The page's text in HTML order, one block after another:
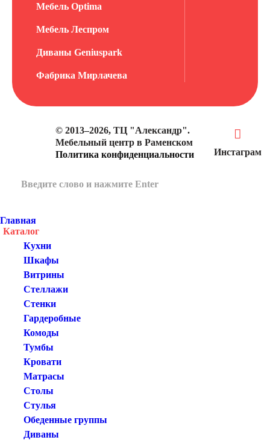
Мебель Optima
Мебель Леспром
Диваны Geniuspark
Фабрика Мирлачева
© 2013–2026, ТЦ "Александр".
Мебельный центр в Раменском
Политика конфиденциальности
Инстаграм
Главная
Каталог
Кухни
Шкафы
Витрины
Стеллажи
Стенки
Гардеробные
Комоды
Тумбы
Кровати
Матрасы
Столы
Стулья
Обеденные группы
Диваны